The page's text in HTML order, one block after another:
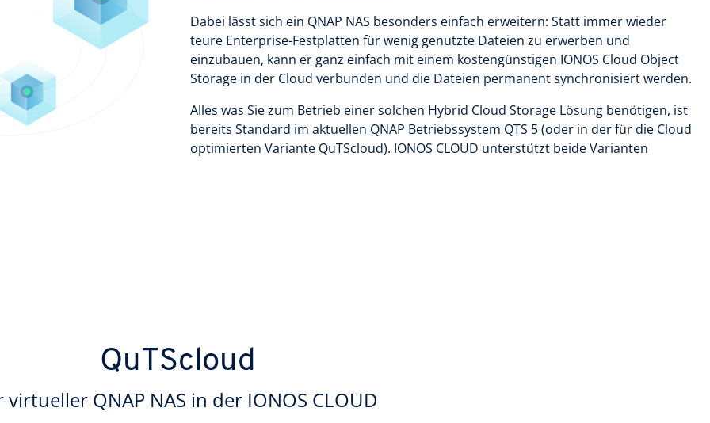
Dabei lässt sich ein QNAP NAS besonders einfach erweitern: Statt immer wieder
teure Enterprise-Festplatten für wenig genutzte Dateien zu erwerben und
einzubauen, kann er ganz einfach mit einem kostengünstigen IONOS Cloud Object
Storage in der Cloud verbunden und die Dateien permanent synchronisiert werden.
Alles was Sie zum Betrieb einer solchen Hybrid Cloud Storage Lösung benötigen, ist
bereits Standard im aktuellen QNAP Betriebssystem QTS 5 (oder in der für die Cloud
optimierten Variante QuTScloud). IONOS CLOUD unterstützt beide Varianten
QuTScloud
virtueller QNAP NAS in der IONOS CLOUD